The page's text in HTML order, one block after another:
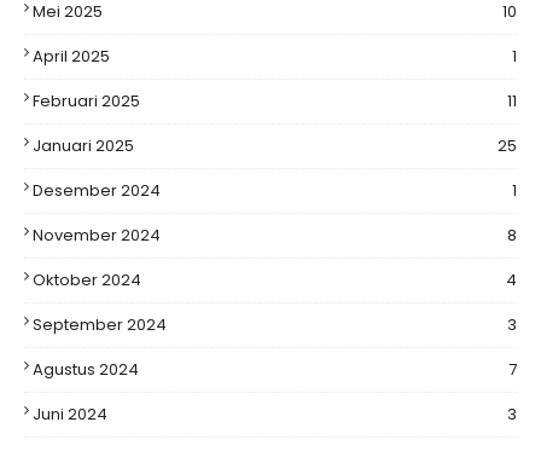
Mei 2025
10
April 2025
1
Februari 2025
11
Januari 2025
25
Desember 2024
1
November 2024
8
Oktober 2024
4
September 2024
3
Agustus 2024
7
Juni 2024
3